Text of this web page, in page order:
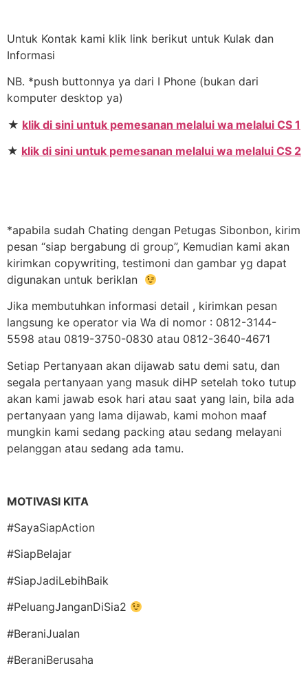
Untuk Kontak kami klik link berikut untuk Kulak dan
Informasi
NB. *push buttonnya ya dari I Phone (bukan dari
komputer desktop ya)
★ klik di sini untuk pemesanan melalui wa melalui CS 1
★ klik di sini untuk pemesanan melalui wa melalui CS 2
*apabila sudah Chating dengan Petugas Sibonbon, kirim
pesan “siap bergabung di group”, Kemudian kami akan
kirimkan copywriting, testimoni dan gambar yg dapat
digunakan untuk beriklan
Jika membutuhkan informasi detail , kirimkan pesan
langsung ke operator via Wa di nomor : 0812-3144-
5598 atau 0819-3750-0830 atau 0812-3640-4671
Setiap Pertanyaan akan dijawab satu demi satu, dan
segala pertanyaan yang masuk diHP setelah toko tutup
akan kami jawab esok hari atau saat yang lain, bila ada
pertanyaan yang lama dijawab, kami mohon maaf
mungkin kami sedang packing atau sedang melayani
pelanggan atau sedang ada tamu.
MOTIVASI KITA
#SayaSiapAction
#SiapBelajar
#SiapJadiLebihBaik
#PeluangJanganDiSia2
#BeraniJualan
#BeraniBerusaha